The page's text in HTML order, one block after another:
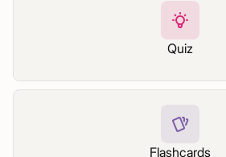
Quiz
Flashcards